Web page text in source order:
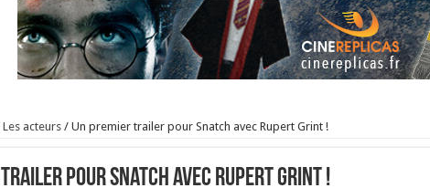
Les acteurs / Un premier trailer pour Snatch avec Rupert Grint !
trailer pour Snatch avec Rupert Grint !